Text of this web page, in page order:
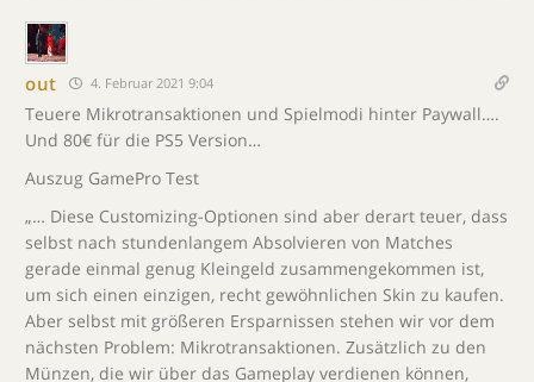
out 4. Februar 2021 9:04
Teuere Mikrotransaktionen und Spielmodi hinter Paywall….
Und 80€ für die PS5 Version…
Auszug GamePro Test
„… Diese Customizing-Optionen sind aber derart teuer, dass
selbst nach stundenlangem Absolvieren von Matches
gerade einmal genug Kleingeld zusammengekommen ist,
um sich einen einzigen, recht gewöhnlichen Skin zu kaufen.
Aber selbst mit größeren Ersparnissen stehen wir vor dem
nächsten Problem: Mikrotransaktionen. Zusätzlich zu den
Münzen, die wir über das Gameplay verdienen können,